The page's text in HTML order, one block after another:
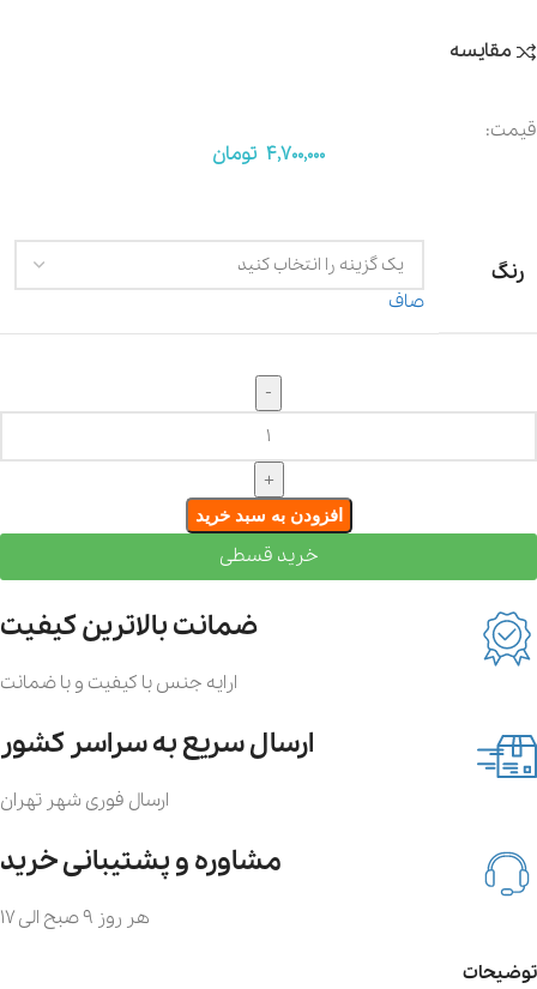
مقایسه
قیمت:
4,700,000 تومان
رنگ
صاف
افزودن به سبد خرید
خرید قسطی
ضمانت بالاترین کیفیت
ارایه جنس با کیفیت و با ضمانت
ارسال سریع به سراسر کشور
ارسال فوری شهر تهران
مشاوره و پشتیبانی خرید
هر روز 9 صبح الی 17
توضیحات